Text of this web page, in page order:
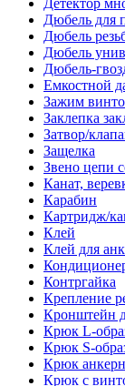
Дюбель для
Дюбель
Дюбель
Дюбель-
Емкостной
Зажим
Заклепка
Затвор/
Защелка
Звено цепи
Канат,
Карабин
Картридж/
Клей
Клей для
Контргайка
Крепление
Кронштейн
Крюк L-
Крюк S-
Крюк
Крюк с